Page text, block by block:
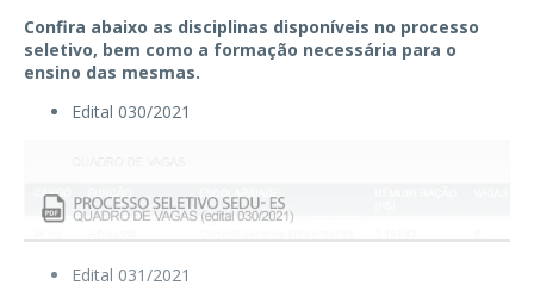
Confira abaixo as disciplinas disponíveis no processo
seletivo, bem como a formação necessária para o
ensino das mesmas.
Edital 030/2021
Edital 031/2021